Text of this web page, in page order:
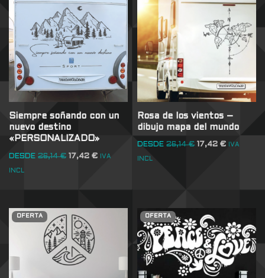
Siempre soñando con un
nuevo destino
«PERSONALIZADO»
DESDE 26,14€ 17,42 € IVA
INCL
Rosa de los vientos –
dibujo mapa del mundo
DESDE 26,14€ 17,42€ IVA
INCL
OFERTA OFERTA